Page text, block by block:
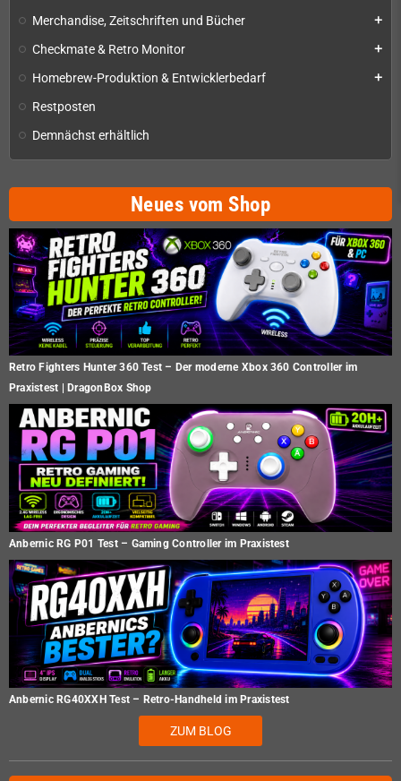
Merchandise, Zeitschriften und Bücher add
Checkmate & Retro Monitor add
Homebrew-Produktion & Entwicklerbedarf add
Restposten
Demnächst erhältlich
Neues vom Shop
Retro Fighters Hunter 360 Test – Der moderne Xbox 360 Controller im
Praxistest | DragonBox Shop
Anbernic RG P01 Test – Gaming Controller im Praxistest
Anbernic RG40XXH Test – Retro-Handheld im Praxistest
ZUM BLOG